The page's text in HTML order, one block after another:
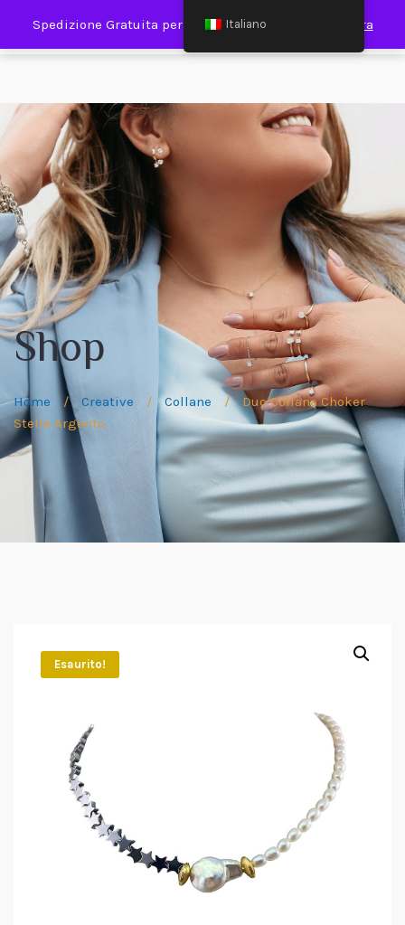
Spedizione Gratuita per Spesa Minima €120,00 Ignora
Shop
Home / Creative / Collane / Duo Collana Choker
Stelle Argento
Esaurito!
Italiano